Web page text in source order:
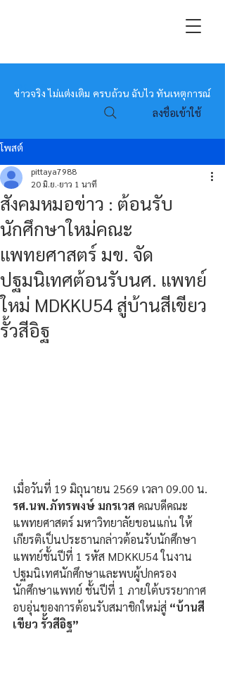
หมอข่าว
ข่าวจริง ไม่แต่งเติม ครบถ้วน ฉับไว ทันเหตุการณ์
ลงชื่อเข้าใช้
โพสต์
สังคมหมอข่าว : ต้อนรับ
นักศึกษาใหม่คณะ
แพทยศาสตร์ มข. จัด
ปฐมนิเทศต้อนรับนศ. แพทย์
ใหม่ MDKKU54 สู่บ้านสีเขียว
รั้วสีอิฐ
pittaya7988
20 มิ.ย. ยาว 1 นาที
เมื่อวันที่ 19 มิถุนายน 2569 เวลา 09.00 น.
รศ.นพ.ภัทรพงษ์ มกรเวส คณบดีคณะ
แพทยศาสตร์ มหาวิทยาลัยขอนแก่น ให้
เกียรติเป็นประธานกล่าวต้อนรับนักศึกษา
แพทย์ชั้นปีที่ 1 รหัส MDKKU54 ในงาน
ปฐมนิเทศนักศึกษาและพบผู้ปกครอง
นักศึกษาแพทย์ ชั้นปีที่ 1 ภายใต้บรรยากาศ
อบอุ่นของการต้อนรับสมาชิกใหม่สู่ “บ้านสี
เขียว รั้วสีอิฐ”